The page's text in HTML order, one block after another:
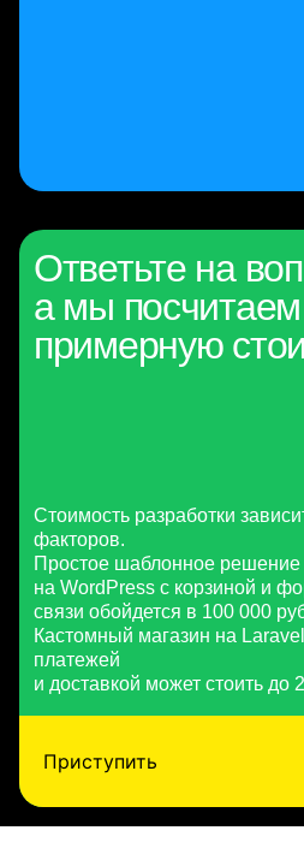
Ответьте на
а мы посчитаем
примерную
Стоимость разработки
факторов.
Простое шаблонное решение
на WordPress с корзиной и
связи обойдется в 100 000
Кастомный магазин на
платежей
и доставкой может стоить до
Приступить